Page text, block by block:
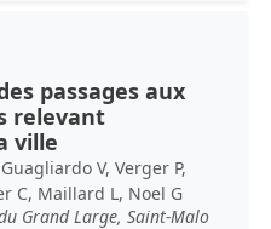
passages aux
relevant
ville
V, Verger P,
C, Maillard L, Noel G
Grand Large, Saint-Malo